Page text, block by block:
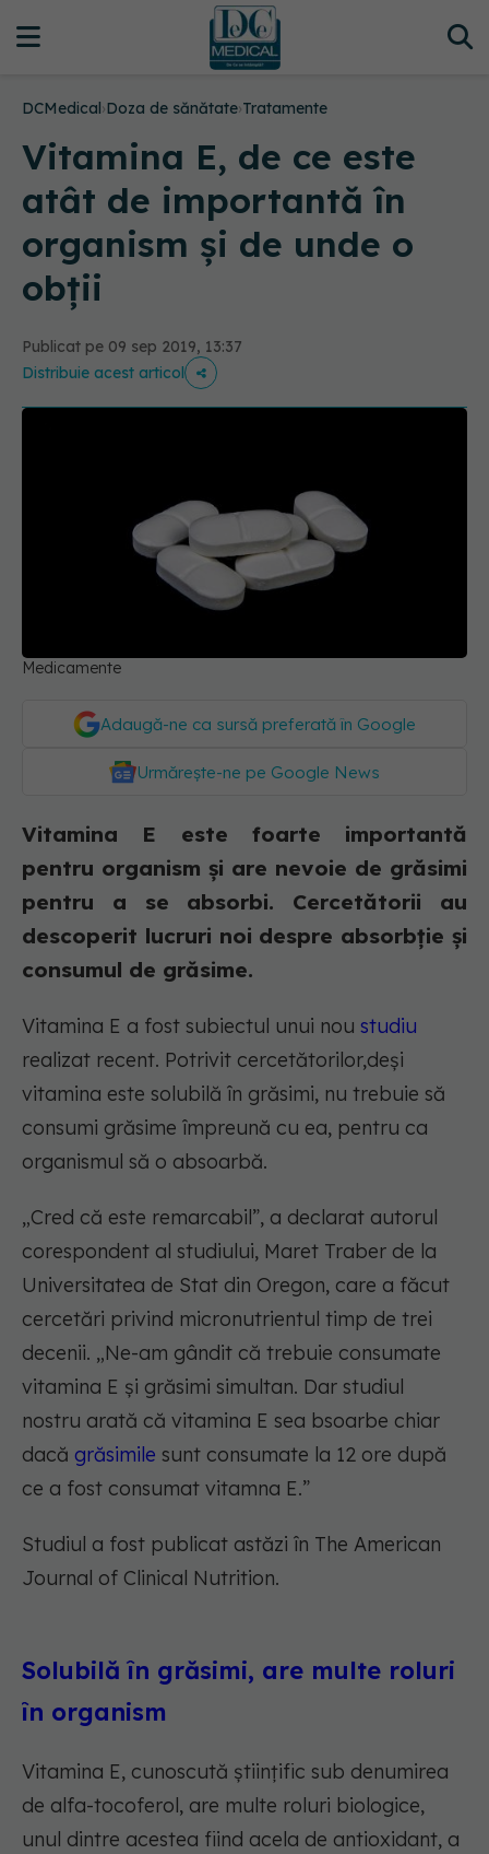
DCMedical›Doza de sănătate›Tratamente
Vitamina E, de ce este
atât de importantă în
organism și de unde o
obții
Publicat pe 09 sep 2019, 13:37
Distribuie acest articol
Medicamente
Adaugă-ne ca sursă preferată în Google
Urmărește-ne pe Google News
Vitamina E este foarte importantă
pentru organism și are nevoie de grăsimi
pentru a se absorbi. Cercetătorii au
descoperit lucruri noi despre absorbție și
consumul de grăsime.
Vitamina E a fost subiectul unui nou studiu
realizat recent. Potrivit cercetătorilor,deși
vitamina este solubilă în grăsimi, nu trebuie să
consumi grăsime împreună cu ea, pentru ca
organismul să o absoarbă.
„Cred că este remarcabil”, a declarat autorul
corespondent al studiului, Maret Traber de la
Universitatea de Stat din Oregon, care a făcut
cercetări privind micronutrientul timp de trei
decenii. „Ne-am gândit că trebuie consumate
vitamina E și grăsimi simultan. Dar studiul
nostru arată că vitamina E sea bsoarbe chiar
dacă grăsimile sunt consumate la 12 ore după
ce a fost consumat vitamna E.”
Studiul a fost publicat astăzi în The American
Journal of Clinical Nutrition.
Solubilă în grăsimi, are multe roluri
în organism
Vitamina E, cunoscută științific sub denumirea
de alfa-tocoferol, are multe roluri biologice,
unul dintre acestea fiind acela de antioxidant, a